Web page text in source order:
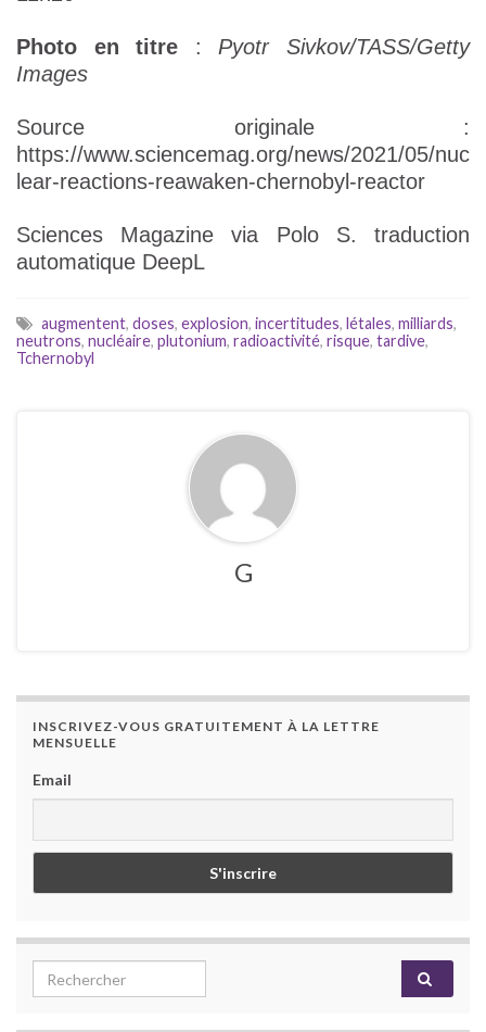
Photo en titre : Pyotr Sivkov/TASS/Getty
Images
Source originale :
https://www.sciencemag.org/news/2021/05/nuc
lear-reactions-reawaken-chernobyl-reactor
Sciences Magazine via Polo S. traduction
automatique DeepL
augmentent, doses, explosion, incertitudes, létales, milliards,
neutrons, nucléaire, plutonium, radioactivité, risque, tardive,
Tchernobyl
G
INSCRIVEZ-VOUS GRATUITEMENT À LA LETTRE
MENSUELLE
Email
Search for: